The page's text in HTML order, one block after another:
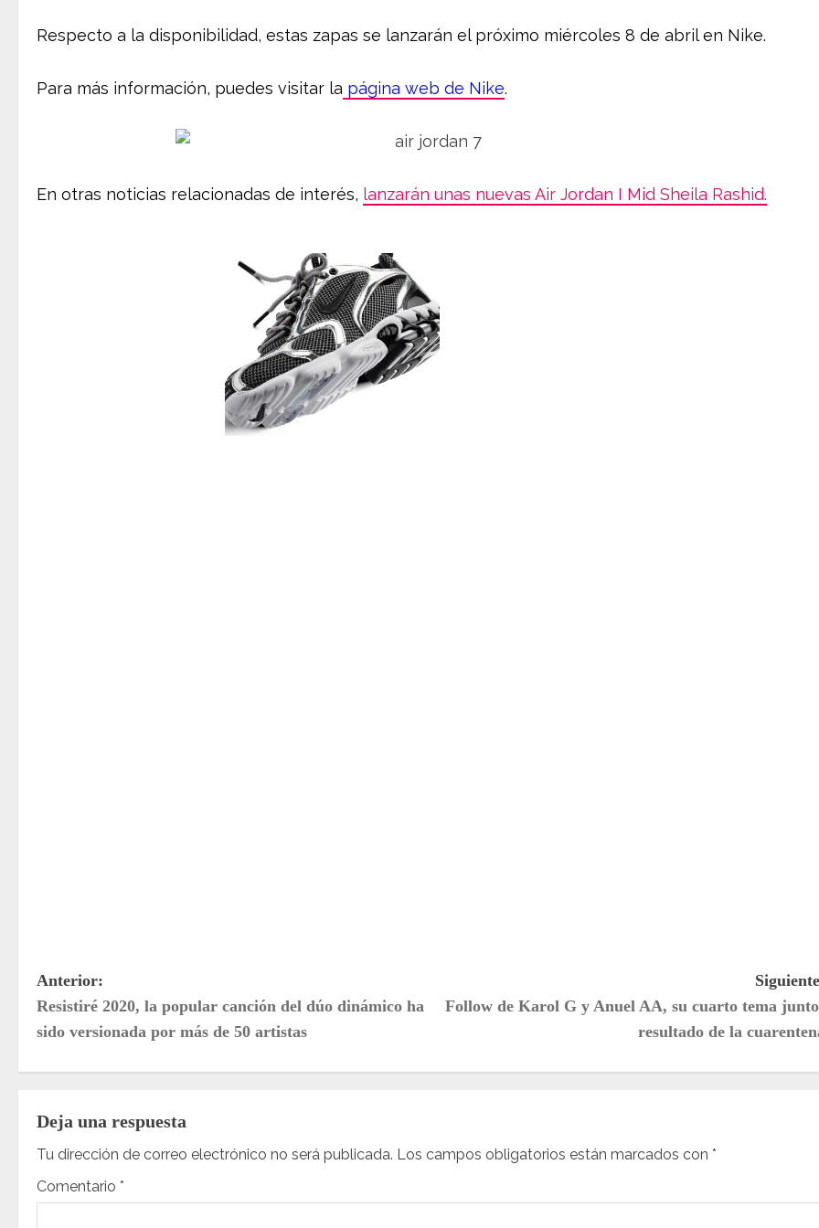
Respecto a la disponibilidad, estas zapas se lanzarán el próximo miércoles 8 de abril en Nike.
Para más información, puedes visitar la página web de Nike.
En otras noticias relacionadas de interés, lanzarán unas nuevas Air Jordan I Mid Sheila Rashid.
N
a
a
Anterior:
Resistiré 2020, la popular canción del dúo dinámico ha
sido versionada por más de 50 artistas
Follow de Karol G y Anuel AA, su cuarto tema
resultado de la
Deja una respuesta
Tu dirección de correo electrónico no será publicada. Los campos obligatorios están marcados con *
Comentario *